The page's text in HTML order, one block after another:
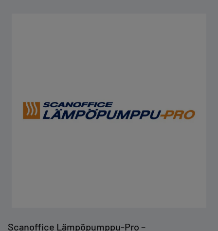
Scanoffice Lämpöpumppu-Pro –